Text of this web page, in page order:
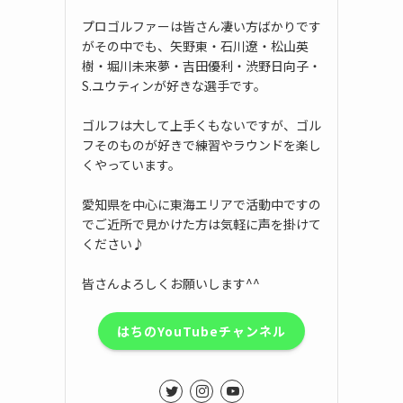
プロゴルファーは皆さん凄い方ばかりです
がその中でも、矢野東・石川遼・松山英
樹・堀川未来夢・吉田優利・渋野日向子・
S.ユウティンが好きな選手です。
ゴルフは大して上手くもないですが、ゴル
フそのものが好きで練習やラウンドを楽し
くやっています。
愛知県を中心に東海エリアで活動中ですの
でご近所で見かけた方は気軽に声を掛けて
ください♪
皆さんよろしくお願いします^^
はちのYouTubeチャンネル